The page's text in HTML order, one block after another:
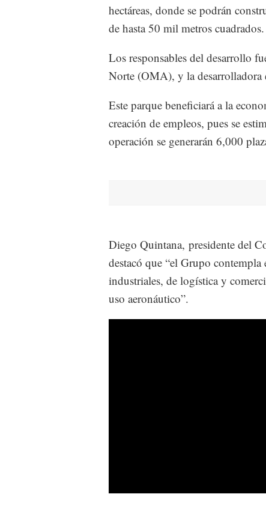
hectáreas, donde se podrán
de hasta 50 mil metros cuadrados.
Los responsables del desarrollo
Norte (OMA), y la desarrolladora
Este parque beneficiará a la
creación de empleos, pues se
operación se generarán 6,000
Diego Quintana, presidente del
destacó que “el Grupo
industriales, de logística y
uso aeronáutico”.